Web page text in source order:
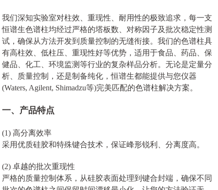
我们深知实验室对柱效、重现性、耐用性的极致追求，每一支
恒谱生色谱柱均经过严格的塔板数、对称因子及批次稳定性测
试，确保从方法开发到质量控制的无缝衔接。我们的色谱柱具
有高柱效、低柱压、重现性好等优势，适用于食品、药品、保
健品、化工、环境监测等行业的复杂样品分析。无论是定量分
析、质量控制，还是制备纯化，恒谱生都能提供与您仪器
(Waters, Agilent, Shimadzu等)完美匹配的色谱柱解决方案。
一、产品特点
(1) 高分离效率
采用优质硅胶和特殊键合技术，保证峰形锐利、分离度高。
(2) 卓越的批次重现性
严格的质量控制体系，从硅胶表面处理到键合封端，确保不同